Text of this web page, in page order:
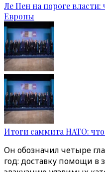
Ле Пен на пороге власти:
Европы
Итоги саммита НАТО:
Он обозначил четыре
год: доставку помощи в